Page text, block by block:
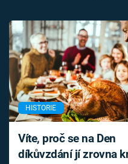
HISTORIE
Víte, proč se na Den
díkůvzdání jí zrovna